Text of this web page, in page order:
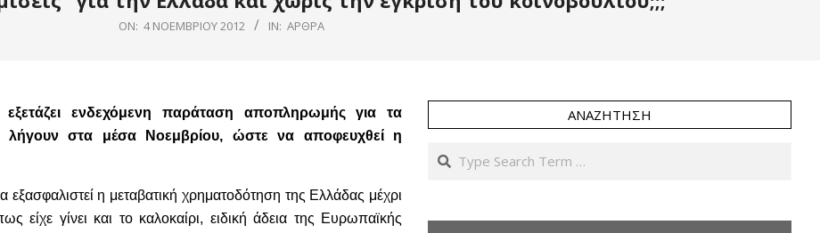
ON: 4 ΝΟΕΜΒΡΊΟΥ 2012 IN: ΆΡΘΡΑ
ενδεχόμενη παράταση αποπληρωμής για τα
λήγουν στα μέσα Νοεμβρίου, ώστε να αποφευχθεί η
η μεταβατική χρηματοδότηση της Ελλάδας μέχρι
γίνει και το καλοκαίρι, ειδική άδεια της Ευρωπαϊκής
ΑΝΑΖΉΤΗΣΗ
Search